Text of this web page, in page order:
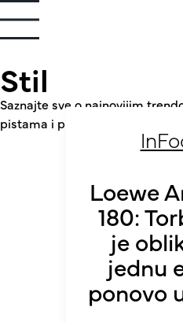
Stil
Saznajte sve o najnovijim
pistama i pronađite svoju
Loewe
180:
je
jednu
ponovo